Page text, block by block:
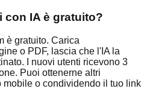
IA è gratuito?
è gratuito. Carica
o PDF, lascia che l'IA la
I nuovi utenti ricevono 3
Puoi ottenerne altri
o condividendo il tuo link